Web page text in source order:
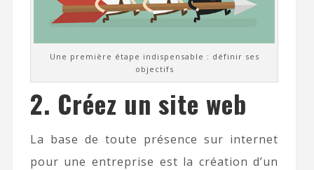
Une première étape indispensable : définir ses
objectifs
2. Créez un site web
La base de toute présence sur internet
pour une entreprise est la création d’un